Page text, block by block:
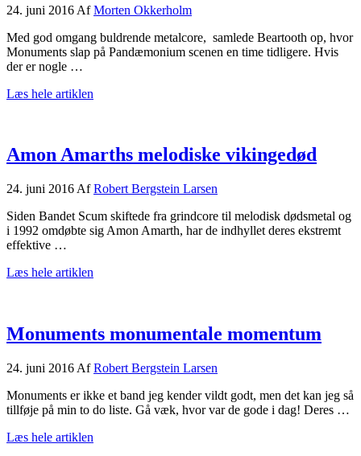
24. juni 2016 AfMorten Okkerholm
Med god omgang buldrende metalcore, samlede Beartooth op, hvor
Monuments slap på Pandæmonium scenen en time tidligere. Hvis
der er nogle …
Læs hele artiklen
Amon Amarths melodiske vikingedød
24. juni 2016 AfRobert Bergstein Larsen
Siden Bandet Scum skiftede fra grindcore til melodisk dødsmetal og
i 1992 omdøbte sig Amon Amarth, har de indhyllet deres ekstremt
effektive …
Læs hele artiklen
vikingedød
Monuments monumentale momentum
24. juni 2016 AfRobert Bergstein Larsen
Monuments er ikke et band jeg kender vildt godt, men det kan jeg så
tillføje på min to do liste. Gå væk, hvor var de gode i dag! Deres …
Læs hele artiklen